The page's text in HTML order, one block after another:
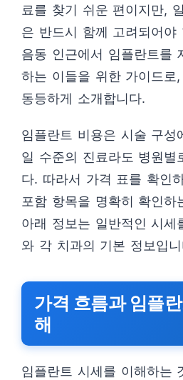
료를 찾기 쉬운 편이지만,
은 반드시 함께 고려되어
음동 인근에서 임플란트를
하는 이들을 위한 가이드로
동등하게 소개합니다.
임플란트 비용은 시술 구성
일 수준의 진료라도 병원별
다. 따라서 가격 표를 확인
포함 항목을 명확히 확인하
아래 정보는 일반적인 시세
와 각 치과의 기본 정보입
가격 흐름과 임플
해
임플란트 시세를 이해하는